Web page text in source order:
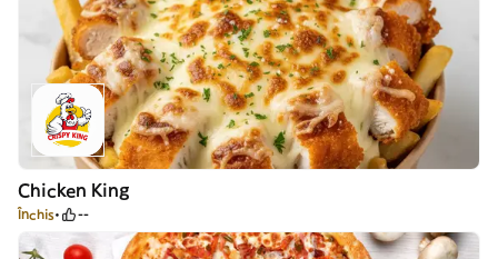
Chicken King
Închis --